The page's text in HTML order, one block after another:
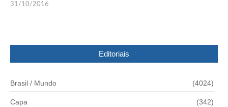
31/10/2016
Editoriais
Brasil / Mundo (4024)
Capa (342)